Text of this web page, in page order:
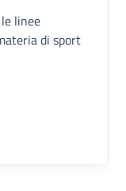
linee
di sport